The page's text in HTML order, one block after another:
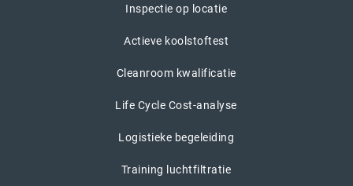
Inspectie op locatie
Actieve koolstoftest
Cleanroom kwalificatie
Life Cycle Cost-analyse
Logistieke begeleiding
Training luchtfiltratie